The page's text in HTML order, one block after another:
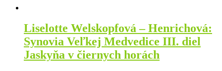
Liselotte Welskopfová – Henrichová:
Synovia Veľkej Medvedice III. diel
Jaskyňa v čiernych horách